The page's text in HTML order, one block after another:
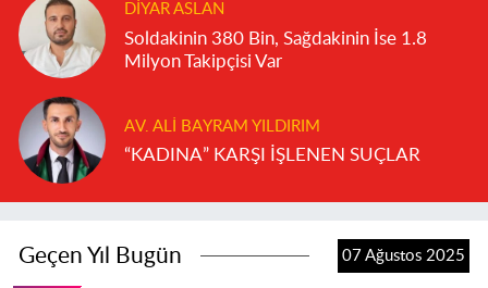
DIYAR ASLAN
Soldakinin 380 Bin, Sağdakinin İse 1.8
Milyon Takipçisi Var
AV. ALI BAYRAM YILDIRIM
“KADINA” KARŞI İŞLENEN SUÇLAR
Geçen Yıl Bugün 07 Ağustos 2025